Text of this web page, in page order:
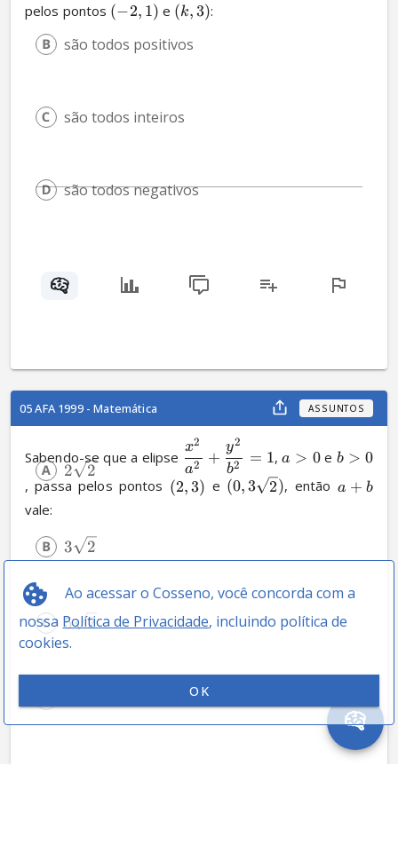
Ao acessar o Cosseno, você concorda com a
nossa Política de Privacidade, incluindo política de
cookies.
OK
pelos pontos (−2, 1) e (k, 3):
são todos positivos
são todos inteiros
são todos negativos
05 AFA 1999 - Matemática ASSUNTOS
Sabendo-se que a elipse
a2
x2
+
b2
y2
= 1, a > 0 e b > 0
, passa pelos pontos (2,3) e (0, 3 2), então a + b
vale:
2 2
3 2
5 2